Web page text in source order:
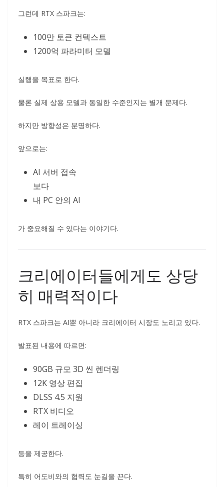
그런데 RTX 스파크는:
100만 토큰 컨텍스트
1200억 파라미터 모델
실행을 목표로 한다.
물론 실제 상용 모델과 동일한 수준인지는 별개 문제다.
하지만 방향성은 분명하다.
앞으로는:
AI 서버 접속
보다
내 PC 안의 AI
가 중요해질 수 있다는 이야기다.
크리에이터들에게도 상당
히 매력적이다
RTX 스파크는 AI뿐 아니라 크리에이터 시장도 노리고 있다.
발표된 내용에 따르면:
90GB 규모 3D 씬 렌더링
12K 영상 편집
DLSS 4.5 지원
RTX 비디오
레이 트레이싱
등을 제공한다.
특히 어도비와의 협력도 눈길을 끈다.